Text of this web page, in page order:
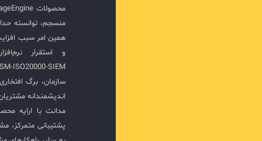
منسجم، توانسته
همین امر سبب
سازمان، برگ
اندیشمندانه
مدانت با ارایه
پشتیبانی متمرکز،